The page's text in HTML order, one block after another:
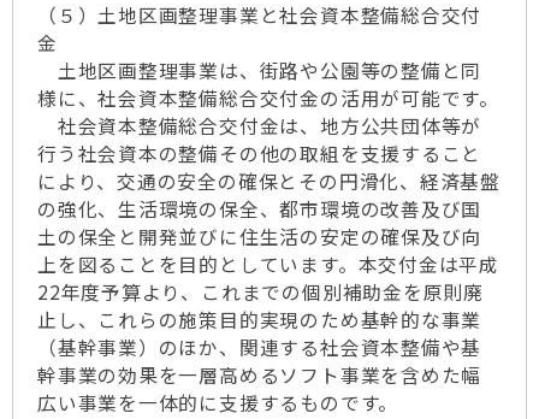
（５）土地区画整理事業と社会資本整備総合交付
金
土地区画整理事業は、街路や公園等の整備と同
様に、社会資本整備総合交付金の活用が可能です。
社会資本整備総合交付金は、地方公共団体等が
行う社会資本の整備その他の取組を支援すること
により、交通の安全の確保とその円滑化、経済基盤
の強化、生活環境の保全、都市環境の改善及び国
土の保全と開発並びに住生活の安定の確保及び向
上を図ることを目的としています。本交付金は平成
22年度予算より、これまでの個別補助金を原則廃
止し、これらの施策目的実現のため基幹的な事業
（基幹事業）のほか、関連する社会資本整備や基
幹事業の効果を一層高めるソフト事業を含めた幅
広い事業を一体的に支援するものです。